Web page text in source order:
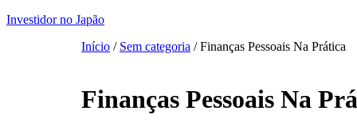
Investidor no Japão
Início / Sem categoria / Finanças Pessoais Na Prática
Finanças Pessoais Na